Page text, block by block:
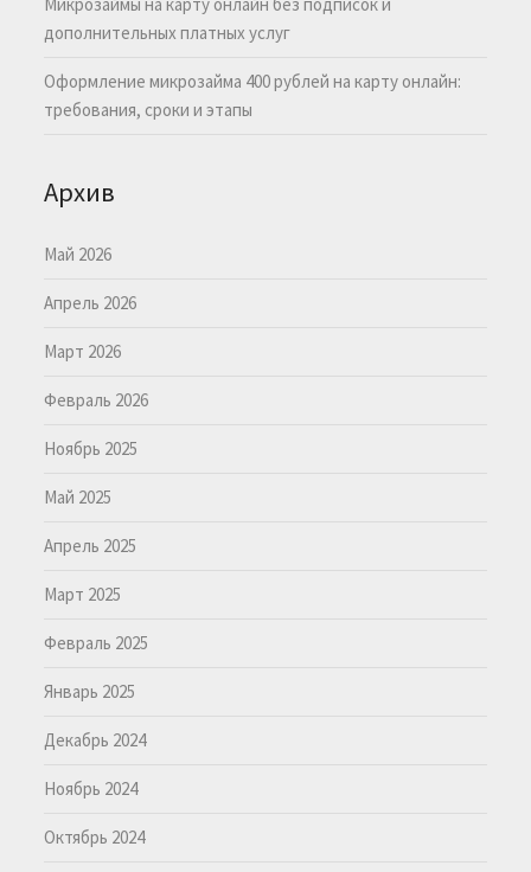
дополнительных платных услуг
Оформление микрозайма 400 рублей на карту онлайн:
требования, сроки и этапы
Архив
Май 2026
Апрель 2026
Март 2026
Февраль 2026
Ноябрь 2025
Май 2025
Апрель 2025
Март 2025
Февраль 2025
Январь 2025
Декабрь 2024
Ноябрь 2024
Октябрь 2024